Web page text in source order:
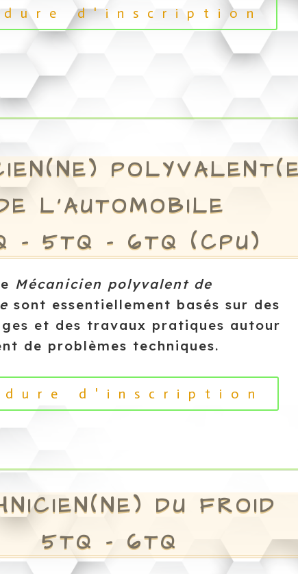
d'inscription
L’AUTOMOBILE
– 5TQ – 6TQ (CPU)
Mécanicien polyvalent de
sont essentiellement basés sur des
et des travaux pratiques autour
de problèmes techniques.
d'inscription
DU FROID
5TQ – 6TQ